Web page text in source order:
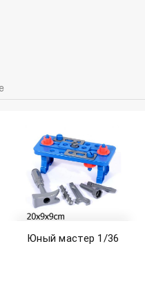
Юный мастер 1/36